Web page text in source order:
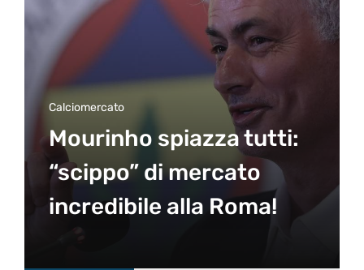
Calciomercato
Mourinho spiazza tutti:
“scippo” di mercato
incredibile alla Roma!